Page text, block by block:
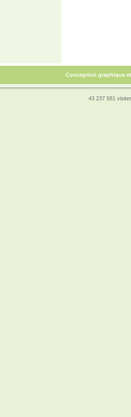
Conception graphique
43 237 581